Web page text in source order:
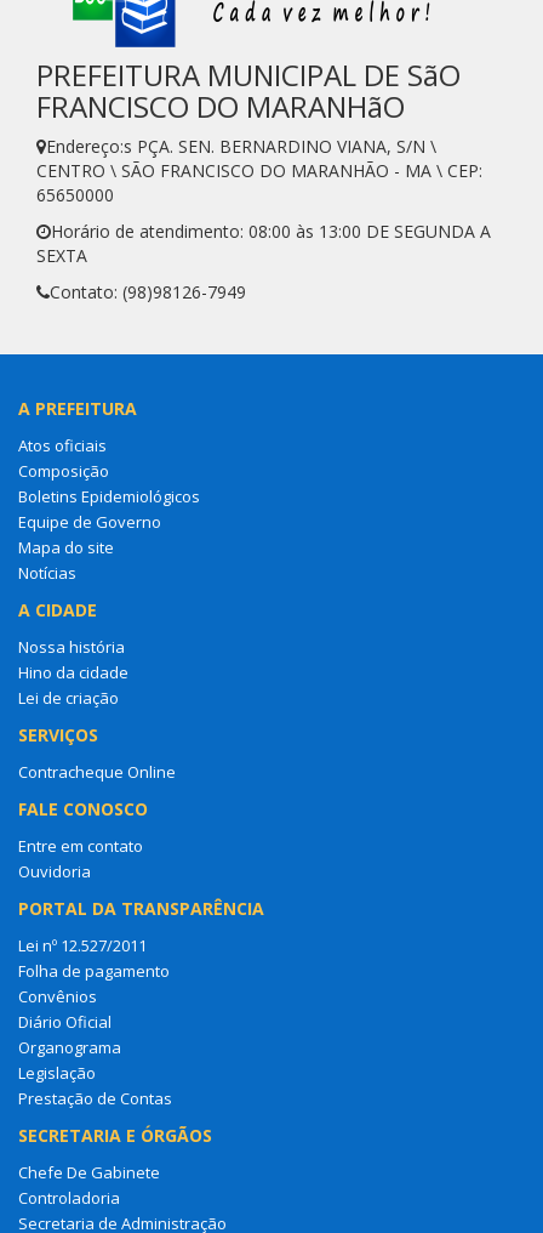
PREFEITURA MUNICIPAL DE SãO
FRANCISCO DO MARANHãO
Endereço:s PÇA. SEN. BERNARDINO VIANA, S/N \
CENTRO \ SÃO FRANCISCO DO MARANHÃO - MA \ CEP:
65650000
Horário de atendimento: 08:00 às 13:00 DE SEGUNDA A
SEXTA
Contato: (98)98126-7949
A PREFEITURA
Atos oficiais
Composição
Boletins Epidemiológicos
Equipe de Governo
Mapa do site
Notícias
A CIDADE
Nossa história
Hino da cidade
Lei de criação
SERVIÇOS
Contracheque Online
FALE CONOSCO
Entre em contato
Ouvidoria
PORTAL DA TRANSPARÊNCIA
Lei nº 12.527/2011
Folha de pagamento
Convênios
Diário Oficial
Organograma
Legislação
Prestação de Contas
SECRETARIA E ÓRGÃOS
Chefe De Gabinete
Controladoria
Secretaria de Administração